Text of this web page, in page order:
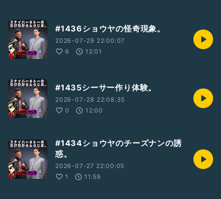
#1436ショウヤの怪奇現象。
2026-07-29 22:00:07
6
12:01
#1435シーサー作り体験。
2026-07-28 22:08:35
0
12:00
#1434ショウヤのチーズナンの誘
惑。
2026-07-27 22:00:05
1
11:59